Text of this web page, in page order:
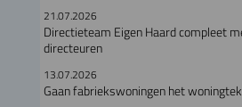
21.07.2026
Directieteam Eigen Haard compleet
directeuren
13.07.2026
Gaan fabriekswoningen het